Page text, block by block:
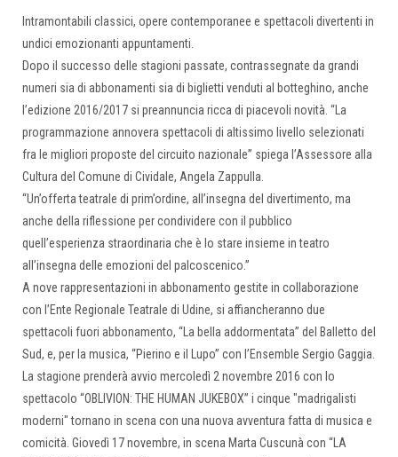
Intramontabili classici, opere contemporanee e spettacoli divertenti in
undici emozionanti appuntamenti.
Dopo il successo delle stagioni passate, contrassegnate da grandi
numeri sia di abbonamenti sia di biglietti venduti al botteghino, anche
l’edizione 2016/2017 si preannuncia ricca di piacevoli novità. “La
programmazione annovera spettacoli di altissimo livello selezionati
fra le migliori proposte del circuito nazionale” spiega l’Assessore alla
Cultura del Comune di Cividale, Angela Zappulla.
“Un’offerta teatrale di prim’ordine, all’insegna del divertimento, ma
anche della riflessione per condividere con il pubblico
quell’esperienza straordinaria che è lo stare insieme in teatro
all’insegna delle emozioni del palcoscenico.”
A nove rappresentazioni in abbonamento gestite in collaborazione
con l’Ente Regionale Teatrale di Udine, si affiancheranno due
spettacoli fuori abbonamento, “La bella addormentata” del Balletto del
Sud, e, per la musica, “Pierino e il Lupo” con l’Ensemble Sergio Gaggia.
La stagione prenderà avvio mercoledì 2 novembre 2016 con lo
spettacolo “OBLIVION: THE HUMAN JUKEBOX” i cinque "madrigalisti
moderni" tornano in scena con una nuova avventura fatta di musica e
comicità. Giovedì 17 novembre, in scena Marta Cuscunà con “LA